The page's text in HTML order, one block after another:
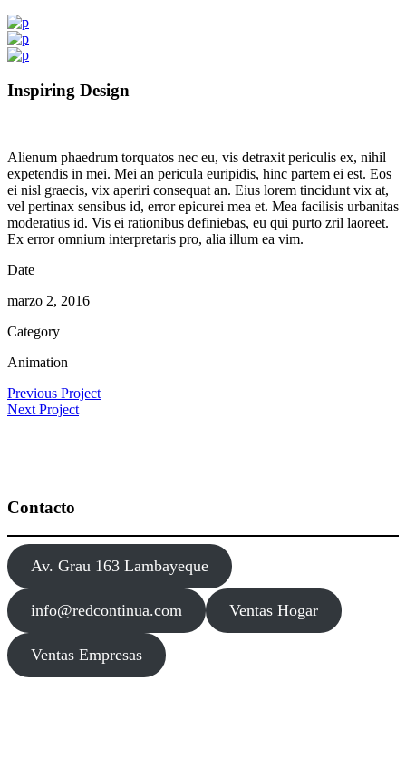
Inspiring Design
Alienum phaedrum torquatos nec eu, vis detraxit periculis ex, nihil
expetendis in mei. Mei an pericula euripidis, hinc partem ei est. Eos
ei nisl graecis, vix aperiri consequat an. Eius lorem tincidunt vix at,
vel pertinax sensibus id, error epicurei mea et. Mea facilisis urbanitas
moderatius id. Vis ei rationibus definiebas, eu qui purto zril laoreet.
Ex error omnium interpretaris pro, alia illum ea vim.
Date
marzo 2, 2016
Category
Animation
Previous Project
Next Project
Contacto
Av. Grau 163 Lambayeque
info@redcontinua.com Ventas Hogar
Ventas Empresas